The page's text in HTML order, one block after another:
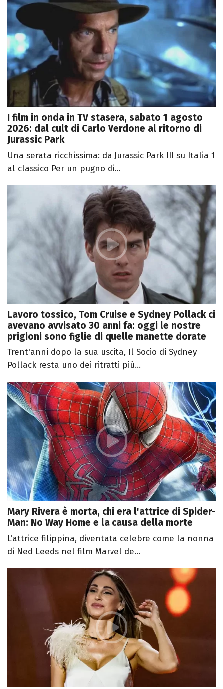
I film in onda in TV stasera, sabato 1 agosto
2026: dal cult di Carlo Verdone al ritorno di
Jurassic Park
Una serata ricchissima: da Jurassic Park III su Italia 1
al classico Per un pugno di...
Lavoro tossico, Tom Cruise e Sydney Pollack ci
avevano avvisato 30 anni fa: oggi le nostre
prigioni sono figlie di quelle manette dorate
Trent'anni dopo la sua uscita, Il Socio di Sydney
Pollack resta uno dei ritratti più...
Mary Rivera è morta, chi era l'attrice di Spider-
Man: No Way Home e la causa della morte
L’attrice filippina, diventata celebre come la nonna
di Ned Leeds nel film Marvel de...